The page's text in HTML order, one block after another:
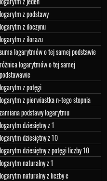
logarytm z podstawy
logarytm z iloczynu
logarytm z ilorazu
suma logarytmów o tej samej podstawie
różnica logarytmów o tej samej
podstawawie
logarytm z potęgi
logarytm z pierwiastka n-tego stopnia
zamiana podstawy logarytmu
logarytm dziesiętny z 1
logarytm dziesiętny z 10
logarytm dziesiętny z potęgi liczby 10
logarytm naturalny z 1
logarytm naturalny z liczby e